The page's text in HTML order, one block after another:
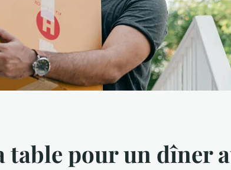
table pour un dîner